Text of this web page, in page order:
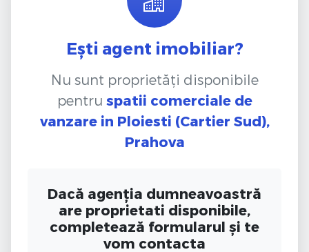
Ești agent imobiliar?
Nu sunt proprietăți disponibile
pentru spatii comerciale de
vanzare in Ploiesti (Cartier Sud),
Prahova
Dacă agenția dumneavoastră
are proprietati disponibile,
completează formularul și te
vom contacta